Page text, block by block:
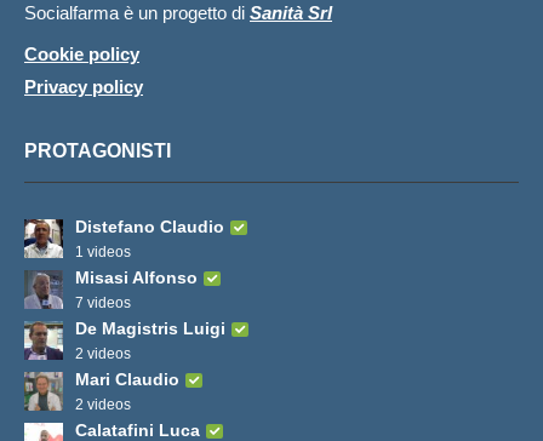
Socialfarma è un progetto di Sanità Srl
Cookie policy
Privacy policy
PROTAGONISTI
Distefano Claudio
1 videos
Misasi Alfonso
7 videos
De Magistris Luigi
2 videos
Mari Claudio
2 videos
Calatafini Luca